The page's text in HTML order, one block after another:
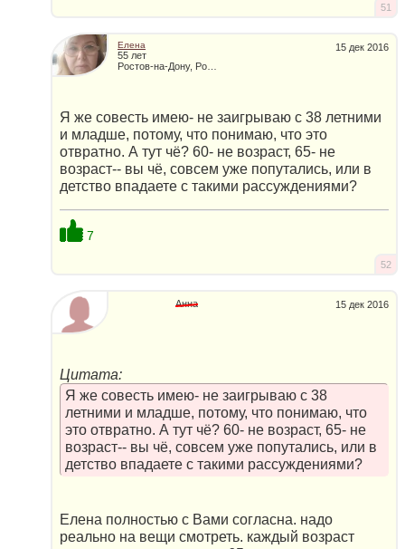
51
15 дек 2016
Елена
55 лет
Я же совесть имею- не заигрываю с 38 летними
и младше, потому, что понимаю, что это
отвратно. А тут чё? 60- не возраст, 65- не
возраст-- вы чё, совсем уже попутались, или в
детство впадаете с такими рассуждениями?
7
52
15 дек 2016
Анна
Цитата:
Я же совесть имею- не заигрываю с 38
летними и младше, потому, что понимаю, что
это отвратно. А тут чё? 60- не возраст, 65- не
возраст-- вы чё, совсем уже попутались, или в
детство впадаете с такими рассуждениями?
Елена полностью с Вами согласна. надо
реально на вещи смотреть. каждый возраст